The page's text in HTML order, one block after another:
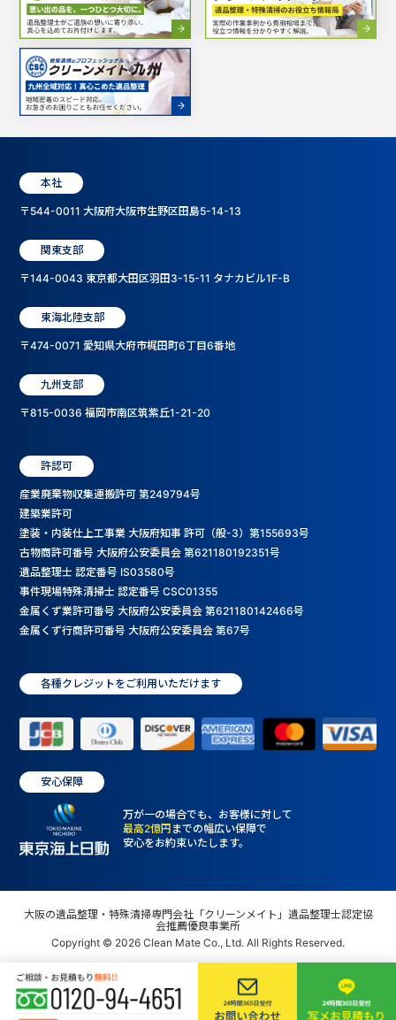
本社
〒544-0011 大阪府大阪市生野区田島5-14-13
関東支部
〒144-0043 東京都大田区羽田3-15-11 タナカビル1F-B
東海北陸支部
〒474-0071 愛知県大府市梶田町6丁目6番地
九州支部
〒815-0036 福岡市南区筑紫丘1-21-20
許認可
産業廃棄物収集運搬許可 第249794号
建築業許可
塗装・内装仕上工事業 大阪府知事 許可（般-3）第155693号
古物商許可番号 大阪府公安委員会 第621180192351号
遺品整理士 認定番号 IS03580号
事件現場特殊清掃士 認定番号 CSC01355
金属くず業許可番号 大阪府公安委員会 第621180142466号
金属くず行商許可番号 大阪府公安委員会 第67号
各種クレジットをご利用いただけます
安心保障
万が一の場合でも、お客様に対して
最高2億円 までの幅広い保障で
安心をお約束いたします。
大阪の遺品整理・特殊清掃専門会社「クリーンメイト」遺品整理士認定協
会推薦優良事業所
Copyright © 2026 Clean Mate Co., Ltd. All Rights Reserved.